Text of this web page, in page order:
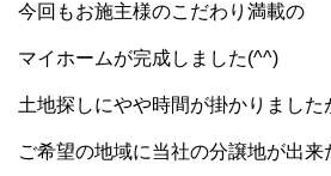
今回もお施主様のこだわり満載の
マイホームが完成しました(^^)
土地探しにやや時間が掛かりました
ご希望の地域に当社の分譲地が出来